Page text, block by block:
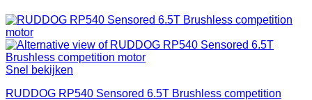
Snel bekijken
RUDDOG RP540 Sensored 6.5T Brushless competition